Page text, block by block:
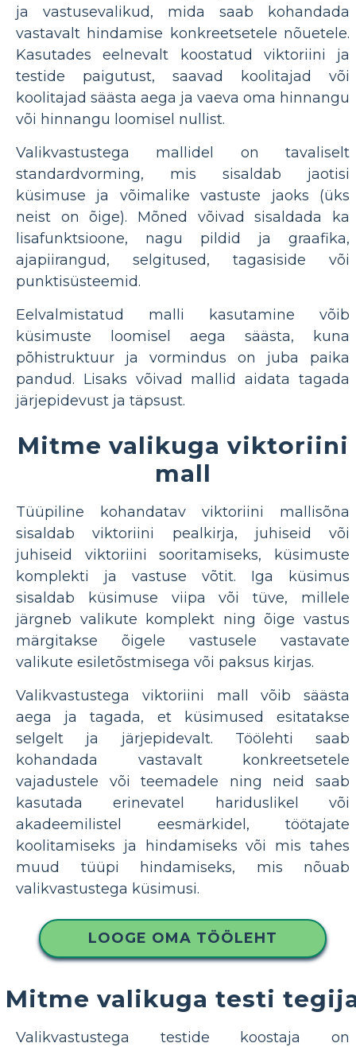
ja vastusevalikud, mida saab kohandada
vastavalt hindamise konkreetsetele nõuetele.
Kasutades eelnevalt koostatud viktoriini ja
testide paigutust, saavad koolitajad või
koolitajad säästa aega ja vaeva oma hinnangu
või hinnangu loomisel nullist.
Valikvastustega mallidel on tavaliselt
standardvorming, mis sisaldab jaotisi
küsimuse ja võimalike vastuste jaoks (üks
neist on õige). Mõned võivad sisaldada ka
lisafunktsioone, nagu pildid ja graafika,
ajapiirangud, selgitused, tagasiside või
punktisüsteemid.
Eelvalmistatud malli kasutamine võib
küsimuste loomisel aega säästa, kuna
põhistruktuur ja vormindus on juba paika
pandud. Lisaks võivad mallid aidata tagada
järjepidevust ja täpsust.
Mitme valikuga viktoriini
mall
Tüüpiline kohandatav viktoriini mallisõna
sisaldab viktoriini pealkirja, juhiseid või
juhiseid viktoriini sooritamiseks, küsimuste
komplekti ja vastuse võtit. Iga küsimus
sisaldab küsimuse viipa või tüve, millele
järgneb valikute komplekt ning õige vastus
märgitakse õigele vastusele vastavate
valikute esiletõstmisega või paksus kirjas.
Valikvastustega viktoriini mall võib säästa
aega ja tagada, et küsimused esitatakse
selgelt ja järjepidevalt. Töölehti saab
kohandada vastavalt konkreetsetele
vajadustele või teemadele ning neid saab
kasutada erinevatel hariduslikel või
akadeemilistel eesmärkidel, töötajate
koolitamiseks ja hindamiseks või mis tahes
muud tüüpi hindamiseks, mis nõuab
valikvastustega küsimusi.
LOOGE OMA TÖÖLEHT
Mitme valikuga testi
Valikvastustega testide koostaja on